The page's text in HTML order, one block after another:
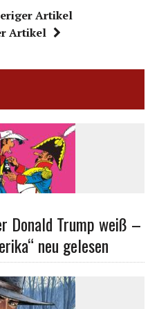
Artikel
Artikel
Donald Trump weiß –
neu gelesen